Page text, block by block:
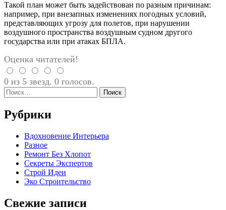
Такой план может быть задействован по разным причинам:
например, при внезапных изменениях погодных условий,
представляющих угрозу для полетов, при нарушении
воздушного пространства воздушным судном другого
государства или при атаках БПЛА.
Оценка читателей!
0 из 5 звезд. 0 голосов.
Найти:
Рубрики
Вдохновение Интерьера
Разное
Ремонт Без Хлопот
Секреты Экспертов
Строй Идеи
Эко Строительство
Свежие записи